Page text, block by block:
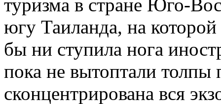
туризма в стране Юго-
югу Таиланда, на
бы ни ступила нога
пока не вытоптали толпы
сконцентрирована вся